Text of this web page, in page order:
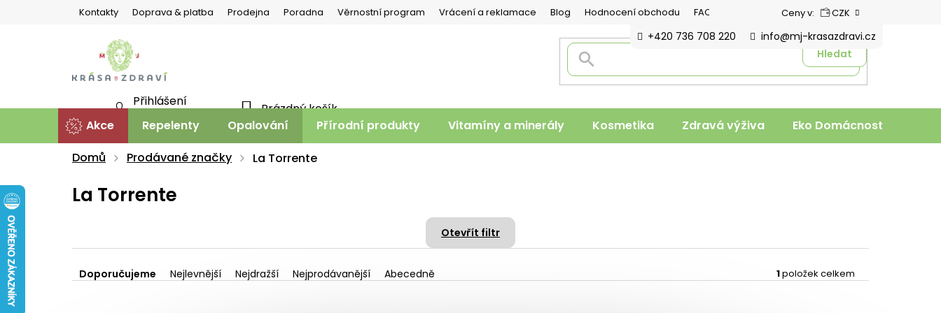
Kontakty Doprava & platba Prodejna Poradna Věrnostní program Vrácení a reklamace Blog Hodnocení obchodu FAQ Ceny v: CZK
Hledat
+420 736 708 220 info@mj-krasazdravi.cz
KOŠÍK
Prázdný košík
Přihlášení
Akce Repelenty Opalování Přírodní produkty Vitamíny a minerály Kosmetika Zdravá výživa Eko Domácnost
Domů
Prodávané značky La Torrente
La Torrente
Otevřít filtr
a
z
Doporučujeme Nejlevnější Nejdražší Nejprodávanější Abecedně 1položek celkem